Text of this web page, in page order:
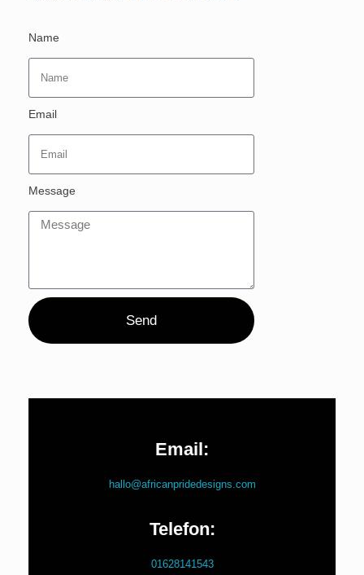
Name
Email
Message
Send
Email:
hallo@africanpridedesigns.com
Telefon:
01628141543